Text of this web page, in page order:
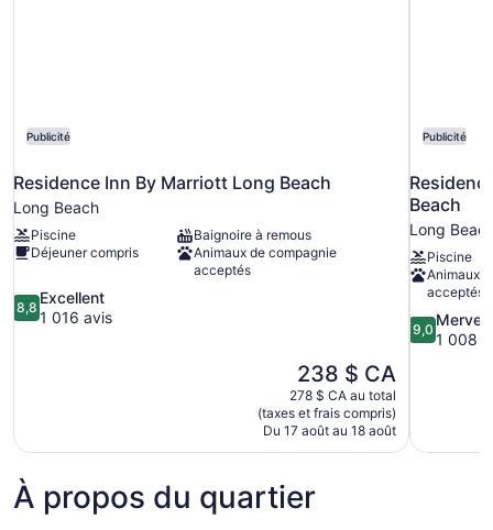
Publicité
Residence Inn By Marriott Long Beach
Long Beach
Piscine
Baignoire à remous
Déjeuner compris
Animaux de compagnie
acceptés
8.8
sur
8,8
Excellent
1 016 avis
Le
prix
est
de
238 $ CA
238 $ CA
278 $ CA au total
(taxes et frais compris)
Du 17 août au 18 août
Publicité
Beach
Long
Piscine
Animaux
acceptés
9.0
sur
9,0
1 008
À propos du quartier